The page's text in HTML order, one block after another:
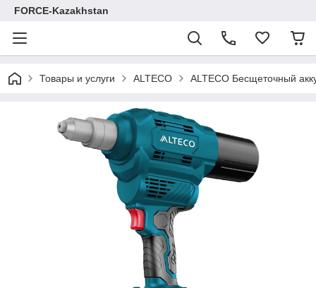
FORCE-Kazakhstan
Товары и услуги ALTECO ALTECO Бесщеточный